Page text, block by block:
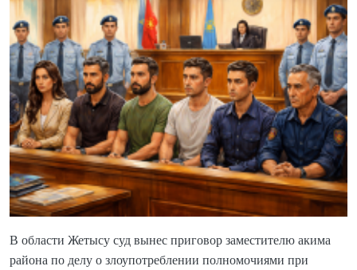
В области Жетысу суд вынес приговор заместителю акима
района по делу о злоупотреблении полномочиями при